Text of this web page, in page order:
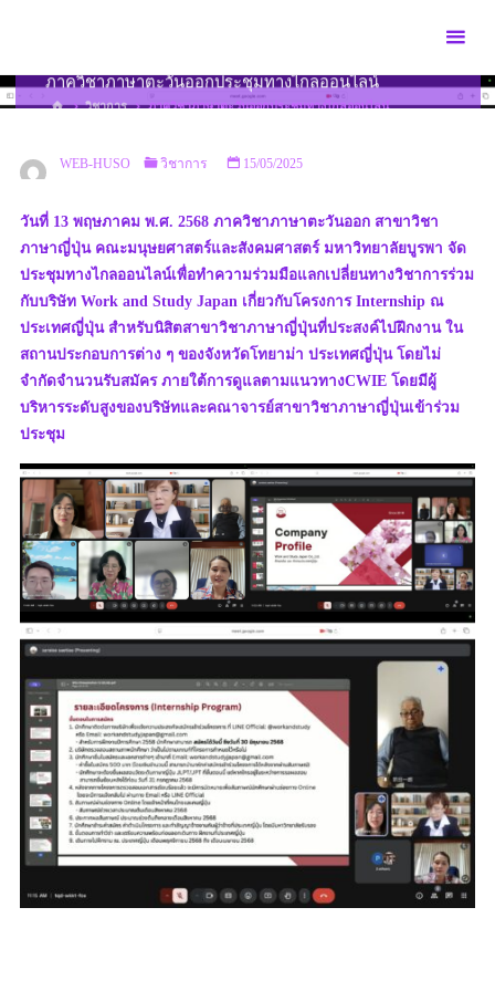
ภาควิชาภาษาตะวันออกประชุมทางไกลออนไลน์
HOMEวิชาการ ภาควิชาภาษาตะวันออกประชุมทางไกลออนไลน์
WEB-HUSO วิชาการ 15/05/2025
วันที่ 13 พฤษภาคม พ.ศ. 2568 ภาควิชาภาษาตะวันออก สาขาวิชา
ภาษาญี่ปุ่น คณะมนุษยศาสตร์และสังคมศาสตร์ มหาวิทยาลัยบูรพา จัด
ประชุมทางไกลออนไลน์เพื่อทำความร่วมมือแลกเปลี่ยนทางวิชาการร่วม
กับบริษัท Work and Study Japan เกี่ยวกับโครงการ Internship ณ
ประเทศญี่ปุ่น สำหรับนิสิตสาขาวิชาภาษาญี่ปุ่นที่ประสงค์ไปฝึกงาน ใน
สถานประกอบการต่าง ๆ ของจังหวัดโทยาม่า ประเทศญี่ปุ่น โดยไม่
จำกัดจำนวนรับสมัคร ภายใต้การดูแลตามแนวทางCWIE โดยมีผู้
บริหารระดับสูงของบริษัทและคณาจารย์สาขาวิชาภาษาญี่ปุ่นเข้าร่วม
ประชุม